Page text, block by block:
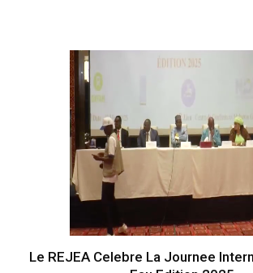
Le REJEA Celebre La Journee